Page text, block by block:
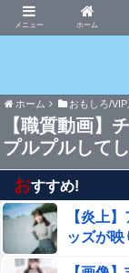
ホーム
まにゅ
ホーム おもしろ/
【職質動画】
プルプルして
おすすめ!
【炎上
ッズが映